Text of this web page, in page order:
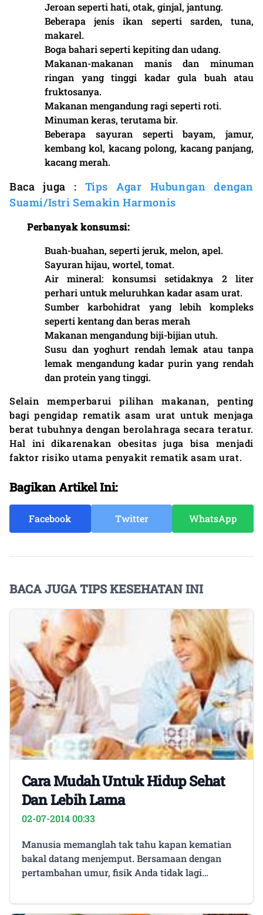
Jeroan seperti hati, otak, ginjal, jantung.
Beberapa jenis ikan seperti sarden, tuna,
makarel.
Boga bahari seperti kepiting dan udang.
Makanan-makanan manis dan minuman
ringan yang tinggi kadar gula buah atau
fruktosanya.
Makanan mengandung ragi seperti roti.
Minuman keras, terutama bir.
Beberapa sayuran seperti bayam, jamur,
kembang kol, kacang polong, kacang panjang,
kacang merah.
Baca juga : Tips Agar Hubungan dengan
Suami/Istri Semakin Harmonis
Perbanyak konsumsi:
Buah-buahan, seperti jeruk, melon, apel.
Sayuran hijau, wortel, tomat.
Air mineral: konsumsi setidaknya 2 liter
perhari untuk meluruhkan kadar asam urat.
Sumber karbohidrat yang lebih kompleks
seperti kentang dan beras merah
Makanan mengandung biji-bijian utuh.
Susu dan yoghurt rendah lemak atau tanpa
lemak mengandung kadar purin yang rendah
dan protein yang tinggi.
Selain memperbarui pilihan makanan, penting
bagi pengidap rematik asam urat untuk menjaga
berat tubuhnya dengan berolahraga secara teratur.
Hal ini dikarenakan obesitas juga bisa menjadi
faktor risiko utama penyakit rematik asam urat.
Bagikan Artikel Ini:
Facebook Twitter WhatsApp
BACA JUGA TIPS KESEHATAN INI
Cara Mudah Untuk Hidup Sehat
Dan Lebih Lama
02-07-2014 00:33
Manusia memanglah tak tahu kapan kematian
bakal datang menjemput. Bersamaan dengan
pertambahan umur, fisik Anda tidak lagi
beberapa teori serta bukti yang dapat menolong